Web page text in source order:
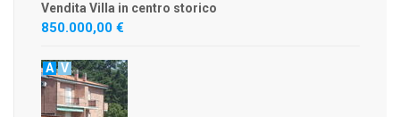
Vendita Villa in centro storico
850.000,00 €
A V